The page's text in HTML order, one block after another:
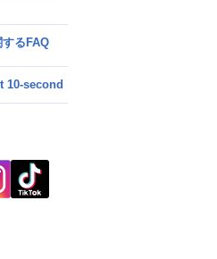
るFAQ
10-second